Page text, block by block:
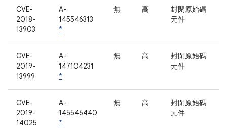
CVE-
2018-
13903
A-
145546313
*
無 高
封閉原始碼
元件
CVE-
2019-
13999
A-
147104231
*
無 高
封閉原始碼
元件
CVE-
2019-
14025
A-
145546440
*
無 高
封閉原始碼
元件